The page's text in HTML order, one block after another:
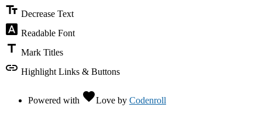
text_fields Decrease Text
font_download Readable Font
title Mark Titles
link Highlight Links & Buttons
Powered with favoriteLove by Codenroll